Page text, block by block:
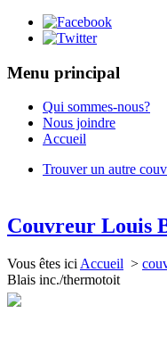
Menu principal
Qui sommes-nous?
Nous joindre
Accueil
Trouver un autre
Couvreur Louis
Vous êtes ici Accueil >
Blais inc./thermotoit